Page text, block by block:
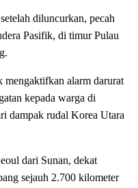
diluncurkan, pecah
Pasifik, di timur Pulau
alarm darurat
kepada warga di
dampak rudal Korea Utara
dari Sunan, dekat
sejauh 2.700 kilometer